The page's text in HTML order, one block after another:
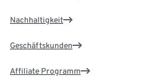
Nachhaltigkeit
Geschäftskunden
Affiliate Programm